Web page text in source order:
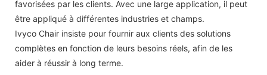
favorisées par les clients. Avec une large application, il peut
être appliqué à différentes industries et champs.
Ivyco Chair insiste pour fournir aux clients des solutions
complètes en fonction de leurs besoins réels, afin de les
aider à réussir à long terme.